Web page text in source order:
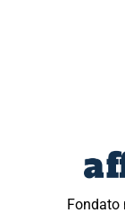
Fondato